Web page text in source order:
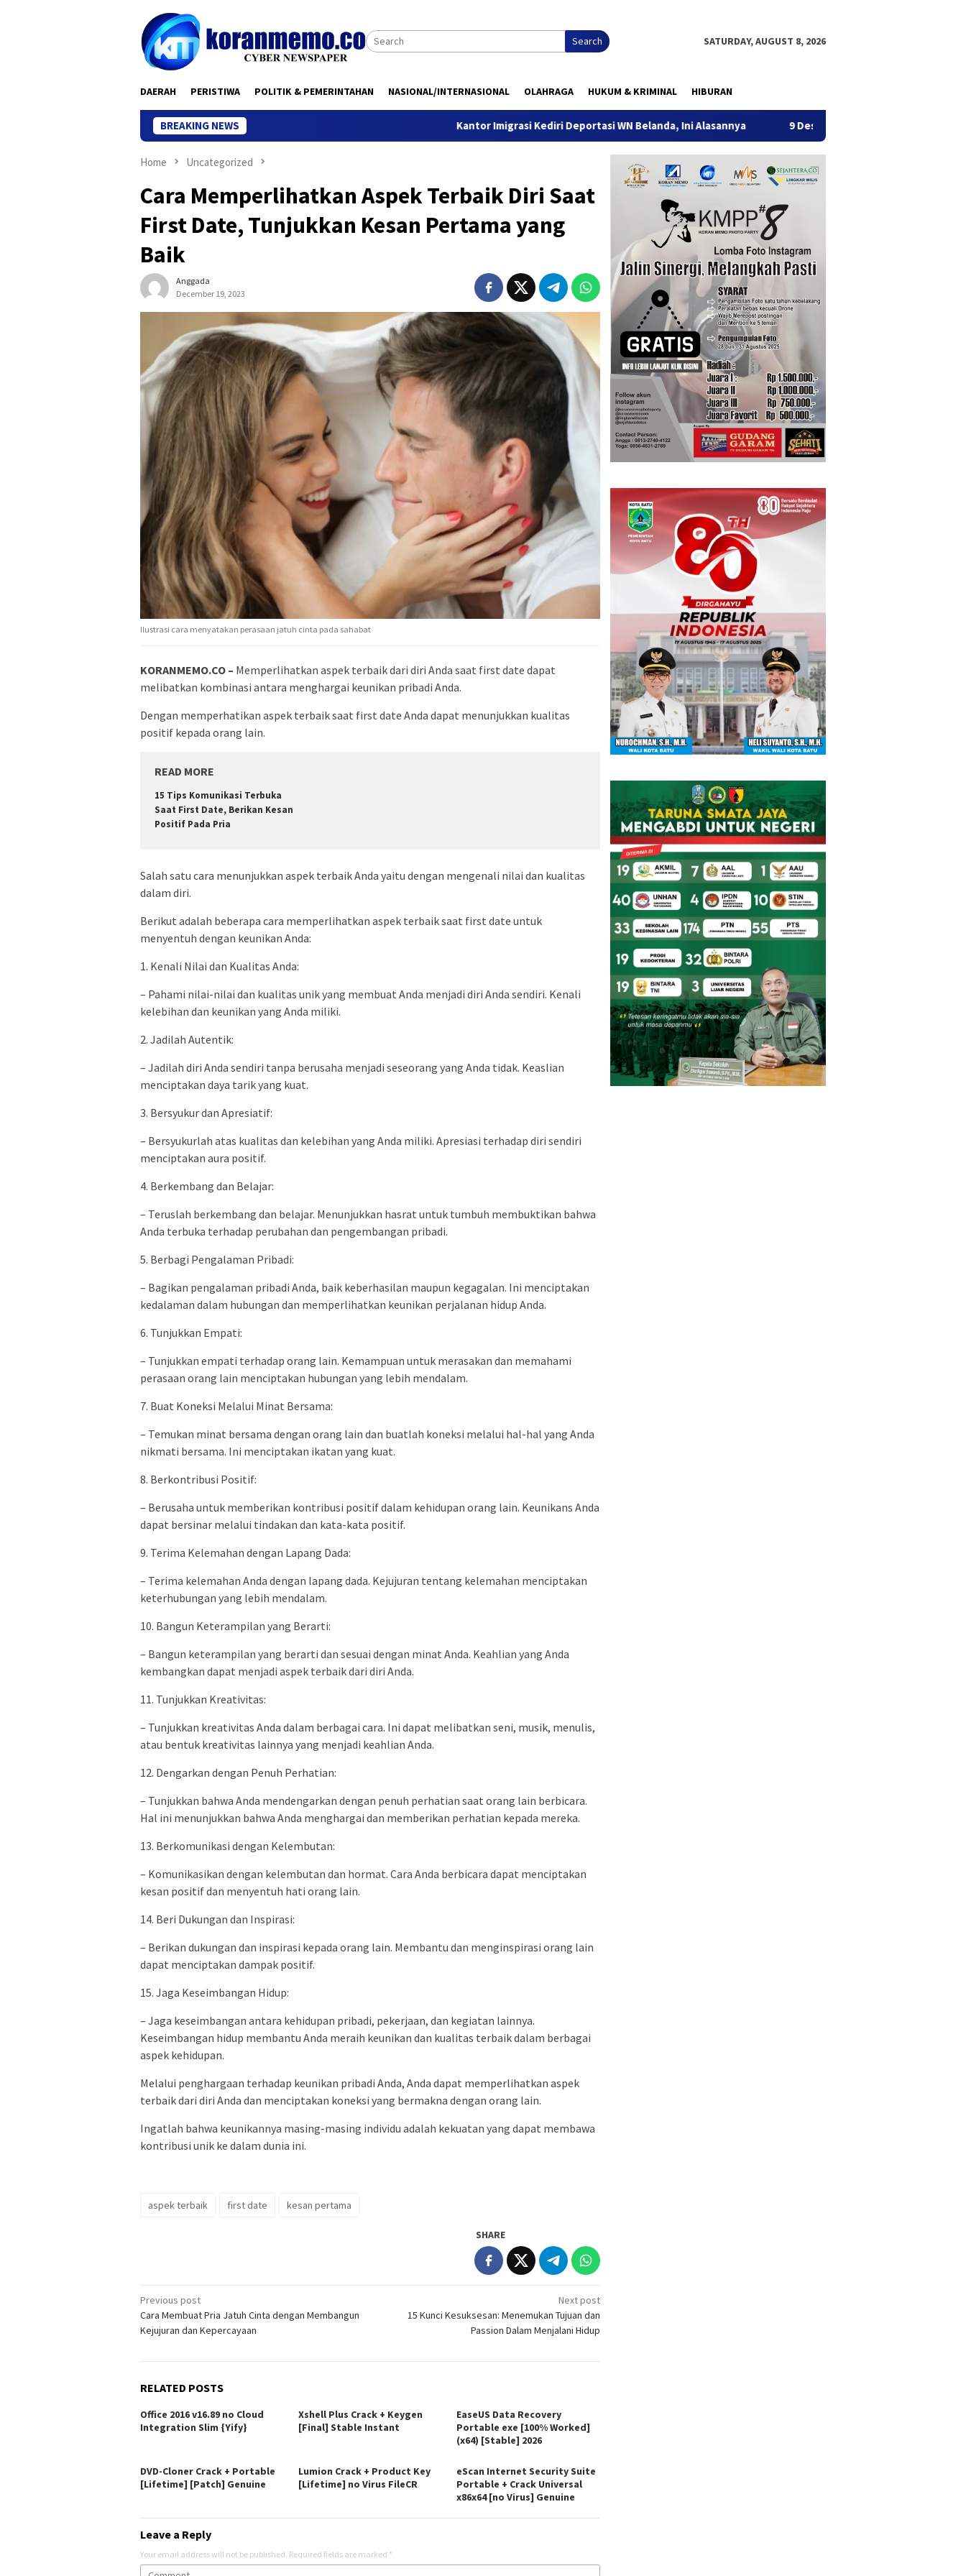
Search SATURDAY, AUGUST 8, 2026
DAERAH PERISTIWA POLITIK & PEMERINTAHAN NASIONAL/INTERNASIONAL OLAHRAGA HUKUM & KRIMINAL HIBURAN
BREAKING NEWS Kantor Imigrasi Kediri Deportasi WN Belanda, Ini Alasannya 9 Desa di 6 Kecamatan Tulungagung Alami
Home Uncategorized
Cara Memperlihatkan Aspek Terbaik Diri Saat
First Date, Tunjukkan Kesan Pertama yang
Baik
Anggada
December 19, 2023
Ilustrasi cara menyatakan perasaan jatuh cinta pada sahabat
KORANMEMO.CO – Memperlihatkan aspek terbaik dari diri Anda saat first date dapat
melibatkan kombinasi antara menghargai keunikan pribadi Anda.
Dengan memperhatikan aspek terbaik saat first date Anda dapat menunjukkan kualitas
positif kepada orang lain.
READ MORE
15 Tips Komunikasi Terbuka
Saat First Date, Berikan Kesan
Positif Pada Pria
Salah satu cara menunjukkan aspek terbaik Anda yaitu dengan mengenali nilai dan kualitas
dalam diri.
Berikut adalah beberapa cara memperlihatkan aspek terbaik saat first date untuk
menyentuh dengan keunikan Anda:
1. Kenali Nilai dan Kualitas Anda:
– Pahami nilai-nilai dan kualitas unik yang membuat Anda menjadi diri Anda sendiri. Kenali
kelebihan dan keunikan yang Anda miliki.
2. Jadilah Autentik:
– Jadilah diri Anda sendiri tanpa berusaha menjadi seseorang yang Anda tidak. Keaslian
menciptakan daya tarik yang kuat.
3. Bersyukur dan Apresiatif:
– Bersyukurlah atas kualitas dan kelebihan yang Anda miliki. Apresiasi terhadap diri sendiri
menciptakan aura positif.
4. Berkembang dan Belajar:
– Teruslah berkembang dan belajar. Menunjukkan hasrat untuk tumbuh membuktikan bahwa
Anda terbuka terhadap perubahan dan pengembangan pribadi.
5. Berbagi Pengalaman Pribadi:
– Bagikan pengalaman pribadi Anda, baik keberhasilan maupun kegagalan. Ini menciptakan
kedalaman dalam hubungan dan memperlihatkan keunikan perjalanan hidup Anda.
6. Tunjukkan Empati:
– Tunjukkan empati terhadap orang lain. Kemampuan untuk merasakan dan memahami
perasaan orang lain menciptakan hubungan yang lebih mendalam.
7. Buat Koneksi Melalui Minat Bersama:
– Temukan minat bersama dengan orang lain dan buatlah koneksi melalui hal-hal yang Anda
nikmati bersama. Ini menciptakan ikatan yang kuat.
8. Berkontribusi Positif:
– Berusaha untuk memberikan kontribusi positif dalam kehidupan orang lain. Keunikans Anda
dapat bersinar melalui tindakan dan kata-kata positif.
9. Terima Kelemahan dengan Lapang Dada:
– Terima kelemahan Anda dengan lapang dada. Kejujuran tentang kelemahan menciptakan
keterhubungan yang lebih mendalam.
10. Bangun Keterampilan yang Berarti:
– Bangun keterampilan yang berarti dan sesuai dengan minat Anda. Keahlian yang Anda
kembangkan dapat menjadi aspek terbaik dari diri Anda.
11. Tunjukkan Kreativitas:
– Tunjukkan kreativitas Anda dalam berbagai cara. Ini dapat melibatkan seni, musik, menulis,
atau bentuk kreativitas lainnya yang menjadi keahlian Anda.
12. Dengarkan dengan Penuh Perhatian:
– Tunjukkan bahwa Anda mendengarkan dengan penuh perhatian saat orang lain berbicara.
Hal ini menunjukkan bahwa Anda menghargai dan memberikan perhatian kepada mereka.
13. Berkomunikasi dengan Kelembutan:
– Komunikasikan dengan kelembutan dan hormat. Cara Anda berbicara dapat menciptakan
kesan positif dan menyentuh hati orang lain.
14. Beri Dukungan dan Inspirasi:
– Berikan dukungan dan inspirasi kepada orang lain. Membantu dan menginspirasi orang lain
dapat menciptakan dampak positif.
15. Jaga Keseimbangan Hidup:
– Jaga keseimbangan antara kehidupan pribadi, pekerjaan, dan kegiatan lainnya.
Keseimbangan hidup membantu Anda meraih keunikan dan kualitas terbaik dalam berbagai
aspek kehidupan.
Melalui penghargaan terhadap keunikan pribadi Anda, Anda dapat memperlihatkan aspek
terbaik dari diri Anda dan menciptakan koneksi yang bermakna dengan orang lain.
Ingatlah bahwa keunikannya masing-masing individu adalah kekuatan yang dapat membawa
kontribusi unik ke dalam dunia ini.
aspek terbaik first date kesan pertama
SHARE
Post
navigation
Previous post
Cara Membuat Pria Jatuh Cinta dengan Membangun
Kejujuran dan Kepercayaan
Next post
15 Kunci Kesuksesan: Menemukan Tujuan dan
Passion Dalam Menjalani Hidup
RELATED POSTS
Office 2016 v16.89 no Cloud
Integration Slim {Yify}
Xshell Plus Crack + Keygen
[Final] Stable Instant
EaseUS Data Recovery
Portable exe [100% Worked]
(x64) [Stable] 2026
DVD-Cloner Crack + Portable
[Lifetime] [Patch] Genuine
Lumion Crack + Product Key
[Lifetime] no Virus FileCR
eScan Internet Security Suite
Portable + Crack Universal
x86x64 [no Virus] Genuine
Leave a Reply
Your email address will not be published. Required fields are marked *